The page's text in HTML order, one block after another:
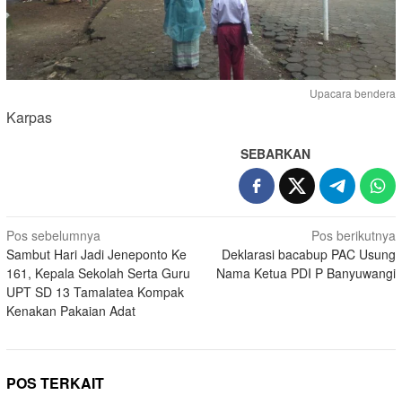
Upacara bendera
Karpas
SEBARKAN
Navigasi
pos
Pos sebelumnya
Sambut Hari Jadi Jeneponto Ke
161, Kepala Sekolah Serta Guru
UPT SD 13 Tamalatea Kompak
Kenakan Pakaian Adat
Pos berikutnya
Deklarasi bacabup PAC Usung
Nama Ketua PDI P Banyuwangi
POS TERKAIT